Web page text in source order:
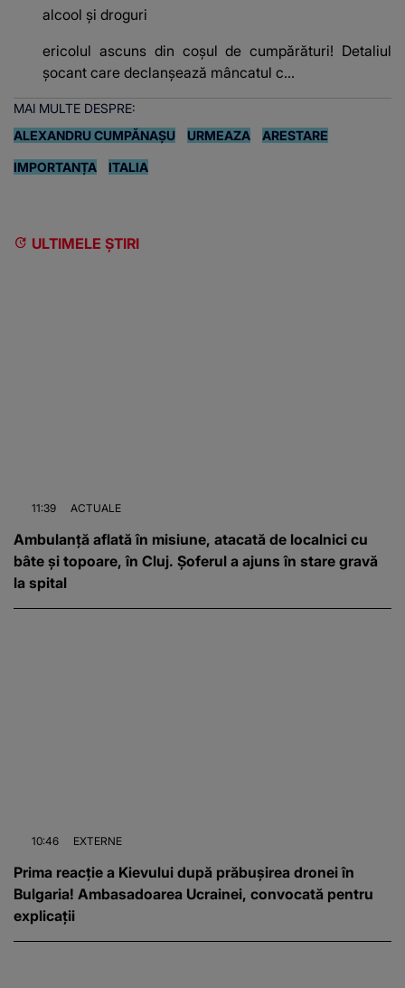
alcool și droguri
ericolul ascuns din coșul de cumpărături! Detaliul
șocant care declanșează mâncatul c...
MAI MULTE DESPRE:
ALEXANDRU CUMPĂNAȘU
URMEAZA ARESTARE
IMPORTANȚA ITALIA
ULTIMELE ȘTIRI
11:39 ACTUALE
Ambulanță aflată în misiune, atacată de localnici cu
bâte și topoare, în Cluj. Șoferul a ajuns în stare gravă
la spital
10:46 EXTERNE
Prima reacție a Kievului după prăbușirea dronei în
Bulgaria! Ambasadoarea Ucrainei, convocată pentru
explicații